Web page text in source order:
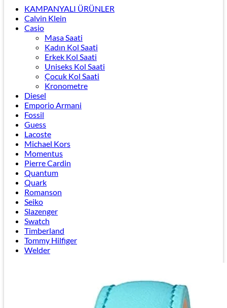
KAMPANYALI ÜRÜNLER
Calvin Klein
Casio
Masa Saati
Kadın Kol Saati
Erkek Kol Saati
Uniseks Kol Saati
Çocuk Kol Saati
Kronometre
Diesel
Emporio Armani
Fossil
Guess
Lacoste
Michael Kors
Momentus
Pierre Cardin
Quantum
Quark
Romanson
Seiko
Slazenger
Swatch
Timberland
Tommy Hilfiger
Welder